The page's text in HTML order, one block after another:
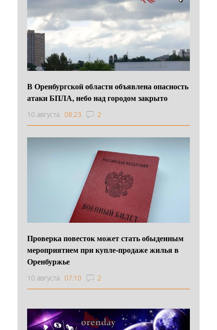
В Оренбургской области объявлена опасность
атаки БПЛА, небо над городом закрыто
10 августа 08:23 2
Проверка повесток может стать обыденным
мероприятием при купле-продаже жилья в
Оренбуржье
10 августа 07:10 2